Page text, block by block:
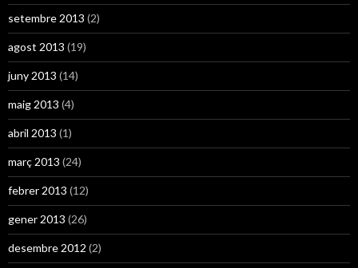
setembre 2013 (2)
agost 2013 (19)
juny 2013 (14)
maig 2013 (4)
abril 2013 (1)
març 2013 (24)
febrer 2013 (12)
gener 2013 (26)
desembre 2012 (2)